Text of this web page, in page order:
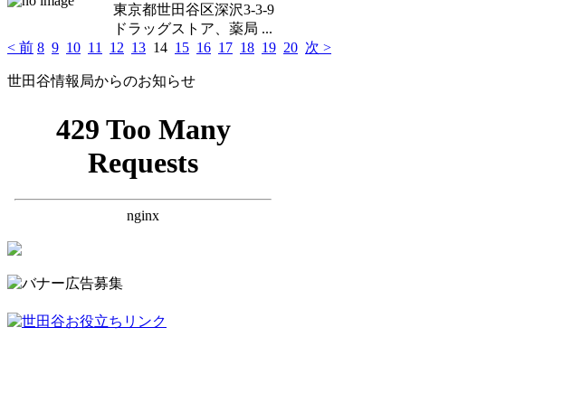
東京都世田谷区深沢3-3-9
ドラッグストア、薬局 ...
< 前 8 9 10 11 12 13 14 15 16 17 18 19 20 次 >
世田谷情報局からのお知らせ